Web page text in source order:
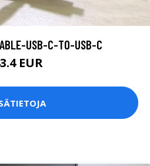
USB-C-TO-USB-C
EUR